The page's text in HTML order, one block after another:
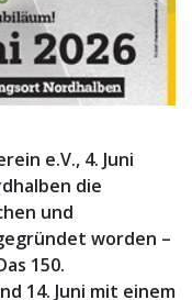
e.V., 4. Juni
die
und
worden –
150.
14. Juni mit einem